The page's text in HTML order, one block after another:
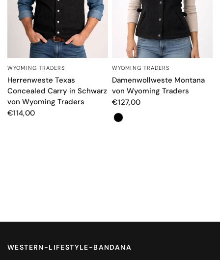
SCHNELLANSICHT
WYOMING TRADERS
Herrenweste Texas
Concealed Carry in Schwarz
von Wyoming Traders
€114,00
SCHNELLANSICHT
WYOMING TRADERS
Damenwollweste Montana
von Wyoming Traders
€127,00
Farbe
WESTERN-LIFESTYLE-BANDANA